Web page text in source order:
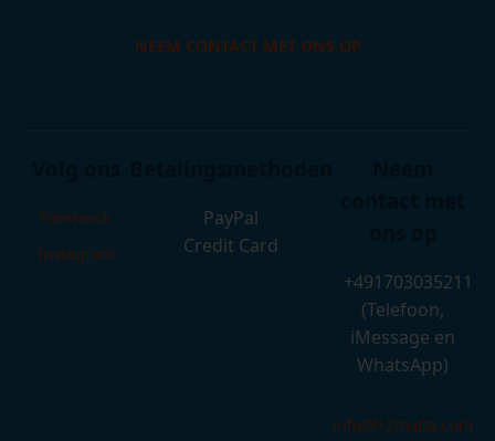
NEEM CONTACT MET ONS OP
Facebook
Instagram
PayPal
Credit Card
+491703035211
(Telefoon,
iMessage en
WhatsApp)
info@12malta.com